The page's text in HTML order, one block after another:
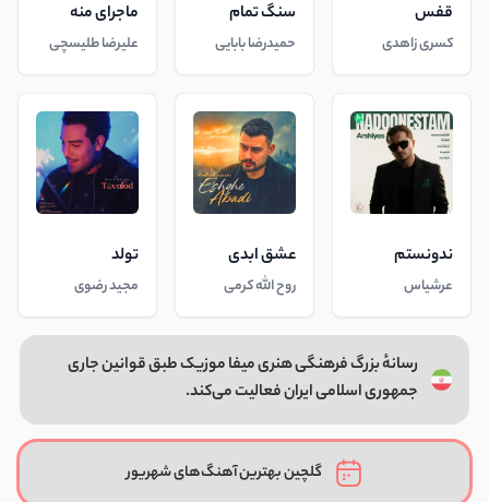
قفس
کسری زاهدی
سنگ تمام
حمیدرضا بابایی
ماجرای منه
علیرضا طلیسچی
ندونستم
عرشیاس
عشق ابدی
روح الله کرمی
تولد
مجید رضوی
رسانهٔ بزرگ فرهنگی هنری میفا موزیک طبق قوانین جاری
جمهوری اسلامی ایران فعالیت می‌کند.
گلچین بهترین آهنگ‌های شهریور